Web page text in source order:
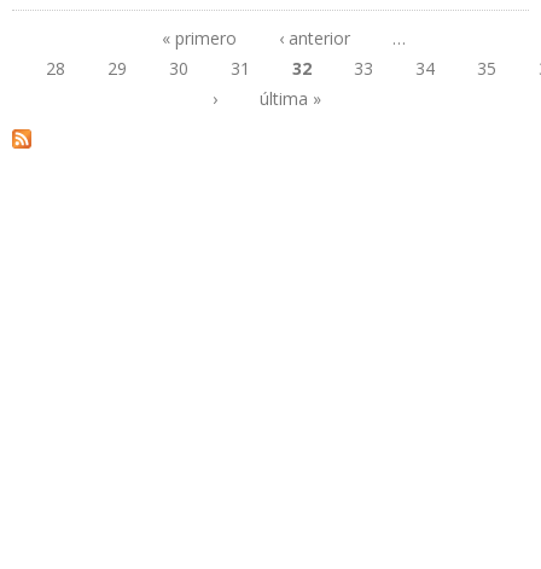
Páginas
« primero ‹ anterior
…
28
29 30 31 32 33 34 35
›
última »